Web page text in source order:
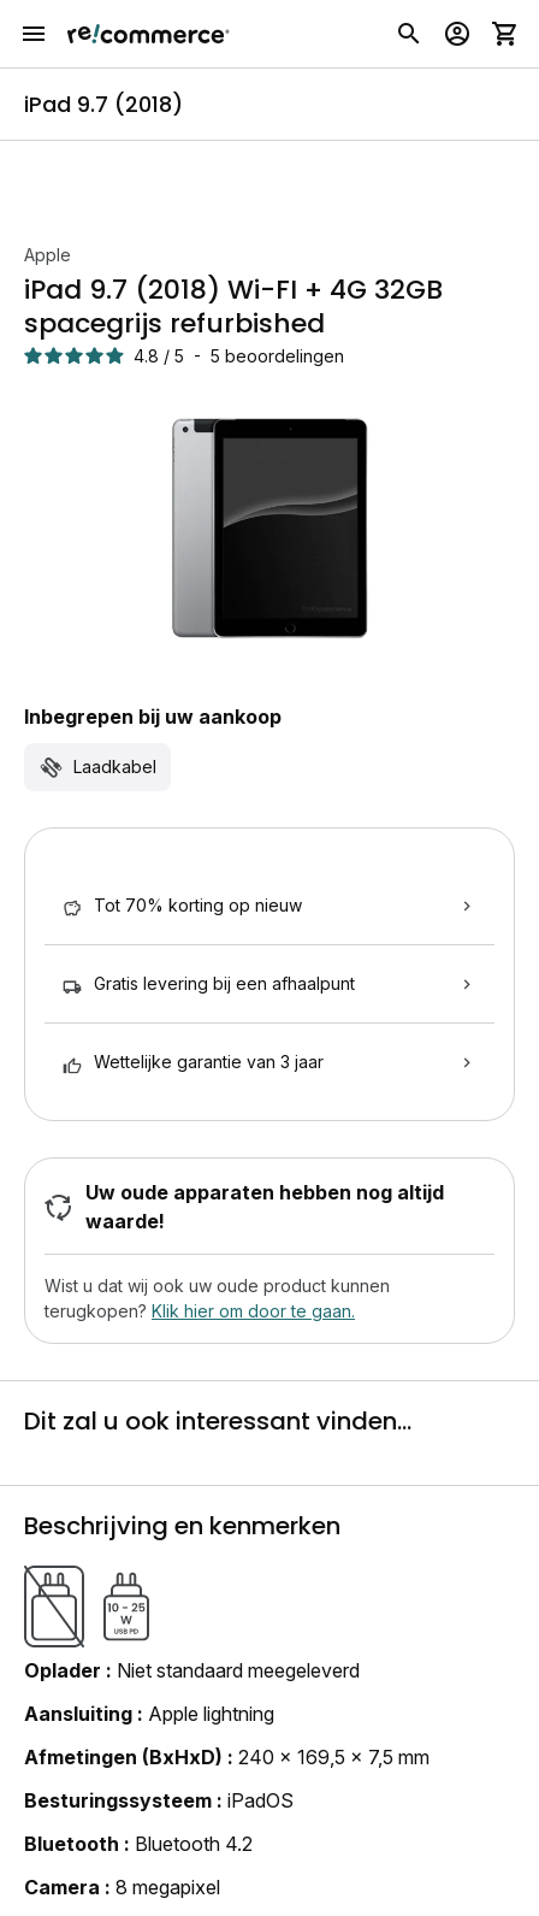
iPad 9.7 (2018)
Apple
iPad 9.7 (2018) Wi-FI + 4G 32GB
spacegrijs refurbished
4.8 / 5 - 5 beoordelingen
Inbegrepen bij uw aankoop
Laadkabel
Tot 70% korting op nieuw
Gratis levering bij een afhaalpunt
Wettelijke garantie van 3 jaar
Uw oude apparaten hebben nog altijd
waarde!
Wist u dat wij ook uw oude product kunnen
terugkopen? Klik hier om door te gaan.
Dit zal u ook interessant vinden...
Beschrijving en kenmerken
Oplader
Niet standaard meegeleverd
Aansluiting
Apple lightning
Afmetingen (BxHxD)
240 x 169,5 x 7,5 mm
Besturingssysteem
iPadOS
Bluetooth
Bluetooth 4.2
Camera
8 megapixel